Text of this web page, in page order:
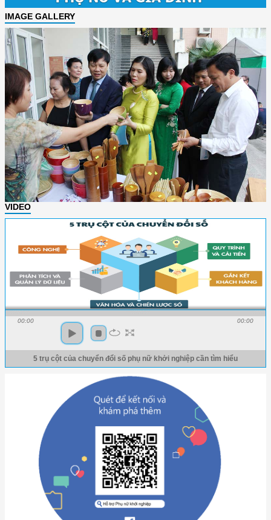
IMAGE GALLERY
VIDEO
00:00 00:00
5 trụ cột của chuyển đổi số phụ nữ khởi nghiệp cần tìm hiểu